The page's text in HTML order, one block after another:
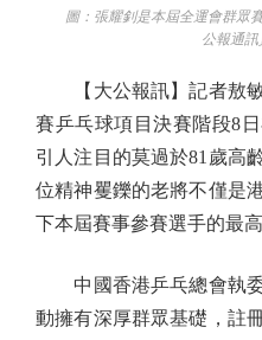
圖：張耀釗是本屆全運會群眾賽
公報通
【大公報訊】記者敖敏
賽乒乓球項目決賽階段8
引人注目的莫過於81歲高
位精神矍鑠的老將不僅是
下本屆賽事參賽選手的最高
中國香港乒乓總會執委
動擁有深厚群眾基礎，註